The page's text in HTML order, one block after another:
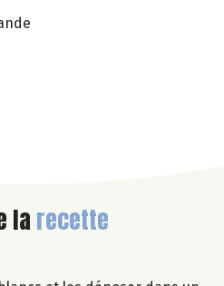
larecette